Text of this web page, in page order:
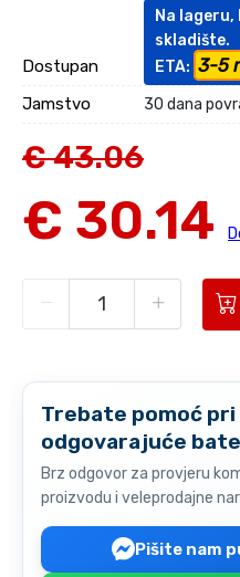
Dostupan
Na
skladište.
ETA: 3-5
Jamstvo 30 dana
€ 43.06
€ 30.14
Trebate pomoć
odgovarajuće
Brz odgovor za provjeru
proizvodu i veleprodajne
Pišite nam